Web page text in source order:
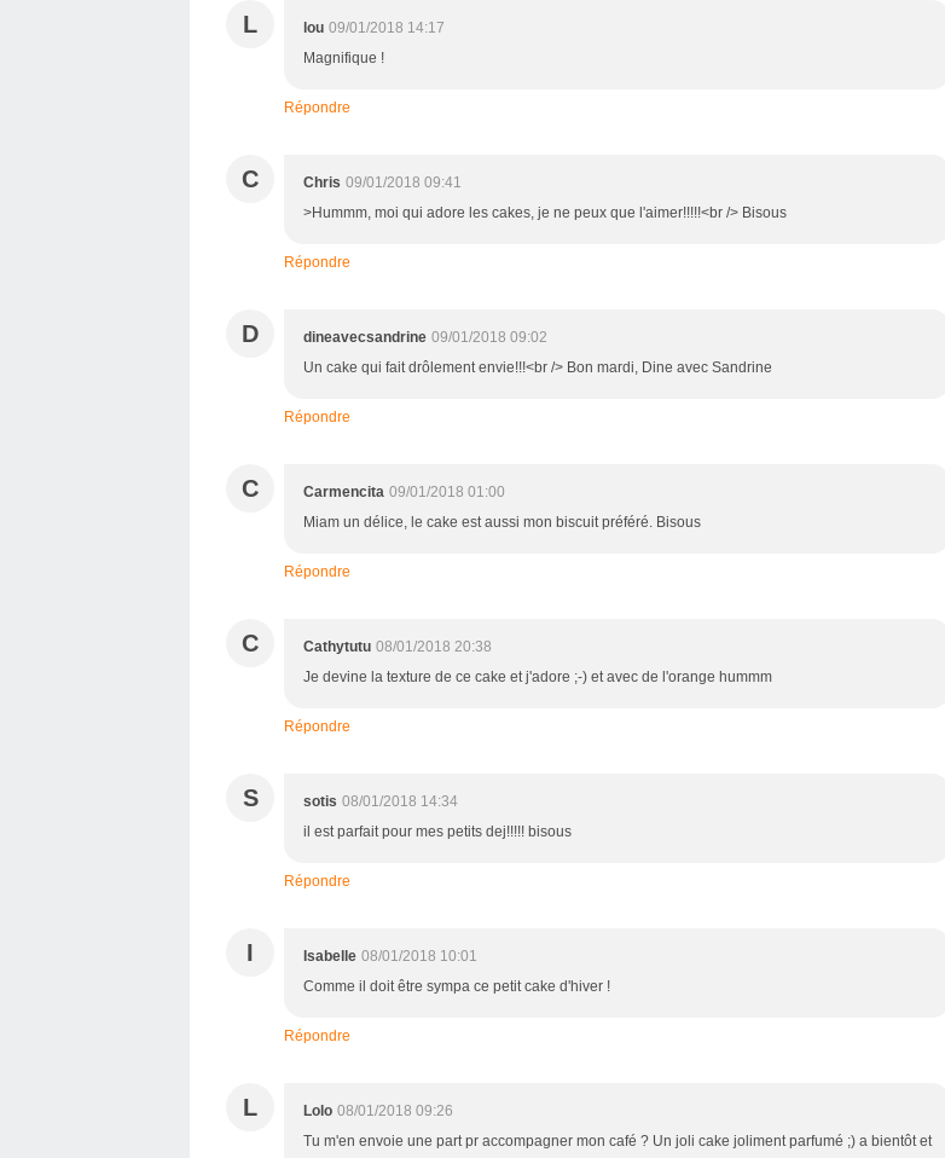
L lou 09/01/2018 14:17
Magnifique !
Répondre
C Chris 09/01/2018 09:41
>Hummm, moi qui adore les cakes, je ne peux que l'aimer!!!!!<br /> Bisous
Répondre
D dineavecsandrine 09/01/2018 09:02
Un cake qui fait drôlement envie!!!<br /> Bon mardi, Dine avec Sandrine
Répondre
C Carmencita 09/01/2018 01:00
Miam un délice, le cake est aussi mon biscuit préféré. Bisous
Répondre
C Cathytutu 08/01/2018 20:38
Je devine la texture de ce cake et j'adore ;-) et avec de l'orange hummm
Répondre
S sotis 08/01/2018 14:34
il est parfait pour mes petits dej!!!!! bisous
Répondre
I Isabelle 08/01/2018 10:01
Comme il doit être sympa ce petit cake d'hiver !
Répondre
L Lolo 08/01/2018 09:26
Tu m'en envoie une part pr accompagner mon café ? Un joli cake joliment parfumé ;) a bientôt et